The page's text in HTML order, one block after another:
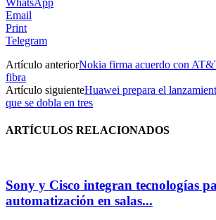
Email
Print
Telegram
Artículo anteriorNokia firma acuerdo con
fibra
Artículo siguienteHuawei prepara el
que se dobla en tres
ARTÍCULOS RELACIONADOS
Sony y Cisco integran tecnologías
automatización en salas...